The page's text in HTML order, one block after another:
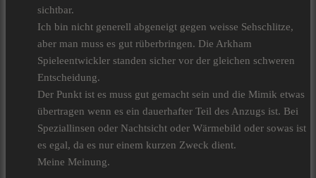
sichtbar.
Ich bin nicht generell abgeneigt gegen weisse Sehschlitze,
aber man muss es gut rüberbringen. Die Arkham
Spieleentwickler standen sicher vor der gleichen schweren
Entscheidung.
Der Punkt ist es muss gut gemacht sein und die Mimik etwas
übertragen wenn es ein dauerhafter Teil des Anzugs ist. Bei
Speziallinsen oder Nachtsicht oder Wärmebild oder sowas ist
es egal, da es nur einem kurzen Zweck dient.
Meine Meinung.